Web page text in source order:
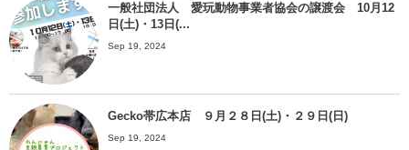
一般社団法人 愛玩動物事業者協会の譲渡会 10月12
日(土)・13日(...
Sep 19, 2024
Gecko帯広本店 ９月２８日(土)・２９日(日)
Sep 19, 2024